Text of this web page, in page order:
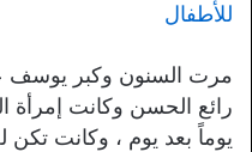
للأطفال
مرت السنون وكبر يوسف
رائع الحسن وكانت
يوماً بعد يوم ، وكانت تكن